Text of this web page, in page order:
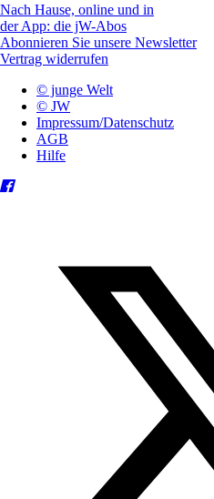
Nach Hause, online und in
der App: die jW-Abos
Abonnieren Sie unsere Newsletter
Vertrag widerrufen
© junge Welt
© JW
Impressum/Datenschutz
AGB
Hilfe